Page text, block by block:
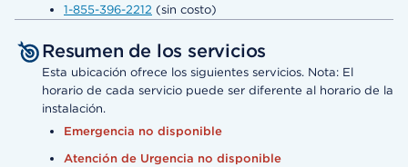
1-855-396-2212 (sin costo)
Resumen de los servicios
Esta ubicación ofrece los siguientes servicios. Nota: El
horario de cada servicio puede ser diferente al horario de la
instalación.
Emergencia no disponible
Atención de Urgencia no disponible